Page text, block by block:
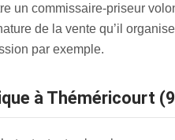
un commissaire-priseur
de la vente qu’il
par exemple.
à Théméricourt